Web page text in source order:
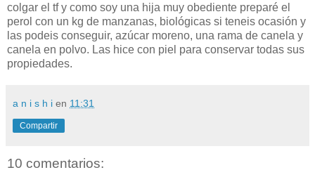
colgar el tf y como soy una hija muy obediente preparé el
perol con un kg de manzanas, biológicas si teneis ocasión y
las podeis conseguir, azúcar moreno, una rama de canela y
canela en polvo. Las hice con piel para conservar todas sus
propiedades.
a n i s h i en 11:31
Compartir
10 comentarios: